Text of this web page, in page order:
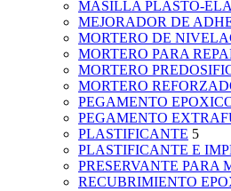
MASILLA PLASTO-
MEJORADOR DE
MORTERO DE
MORTERO PARA
MORTERO
MORTERO
PEGAMENTO
PEGAMENTO
PLASTIFICANTE 5
PLASTIFICANTE E
PRESERVANTE PARA
RECUBRIMIENTO